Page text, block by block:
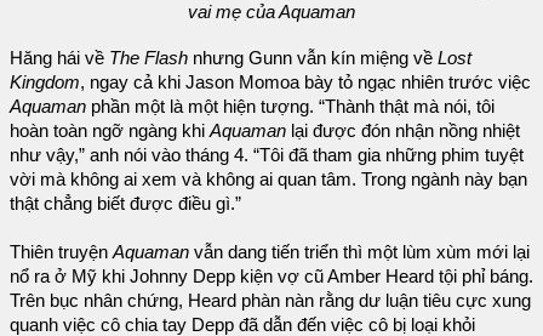
vai mẹ của Aquaman
Hăng hái về The Flash nhưng Gunn vẫn kín miệng về Lost
Kingdom, ngay cả khi Jason Momoa bày tỏ ngạc nhiên trước việc
Aquaman phần một là một hiện tượng. “Thành thật mà nói, tôi
hoàn toàn ngỡ ngàng khi Aquaman lại được đón nhận nồng nhiệt
như vậy,” anh nói vào tháng 4. “Tôi đã tham gia những phim tuyệt
vời mà không ai xem và không ai quan tâm. Trong ngành này bạn
thật chẳng biết được điều gì.”
Thiên truyện Aquaman vẫn dang tiến triển thì một lùm xùm mới lại
nổ ra ở Mỹ khi Johnny Depp kiện vợ cũ Amber Heard tội phỉ báng.
Trên bục nhân chứng, Heard phàn nàn rằng dư luận tiêu cực xung
quanh việc cô chia tay Depp đã dẫn đến việc cô bị loại khỏi